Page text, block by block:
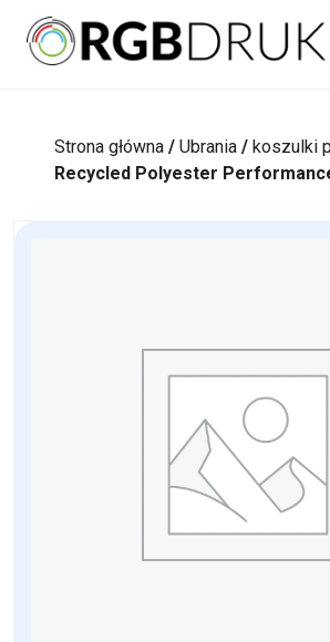
content
Strona główna /Ubrania /koszulki
Recycled Polyester